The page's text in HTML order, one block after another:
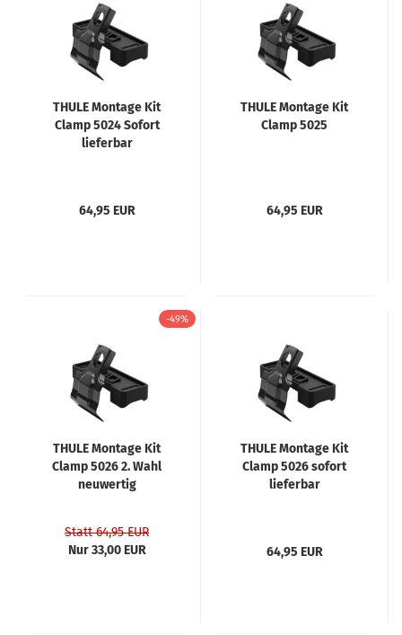
THULE Montage Kit
Clamp 5024 Sofort
lieferbar
64,95 EUR
THULE Montage Kit
Clamp 5025
64,95 EUR
-49%
THULE Montage Kit
Clamp 5026 2. Wahl
neuwertig
Statt 64,95 EUR
Nur 33,00 EUR
THULE Montage Kit
Clamp 5026 sofort
lieferbar
64,95 EUR